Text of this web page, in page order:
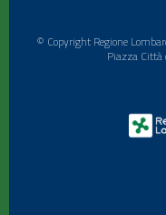
© Copyright Regione
Piazza